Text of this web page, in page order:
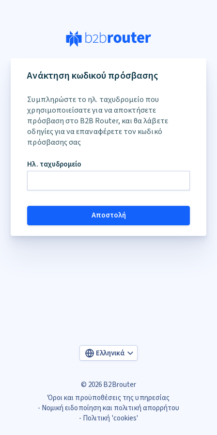
Ανάκτηση κωδικού πρόσβασης
Συμπληρώστε το ηλ. ταχυδρομείο που
χρησιμοποιείσατε για να αποκτήσετε
πρόσβαση στο Β2Β Router, και θα λάβετε
οδηγίες για να επαναφέρετε τον κωδικό
πρόσβασης σας
Ηλ. ταχυδρομείο
Αποστολή
Ελληνικά
© 2026 B2Brouter
Όροι και προϋποθέσεις της υπηρεσίας
Νομική ειδοποίηση και πολιτική απορρήτου
Πολιτική 'cookies'